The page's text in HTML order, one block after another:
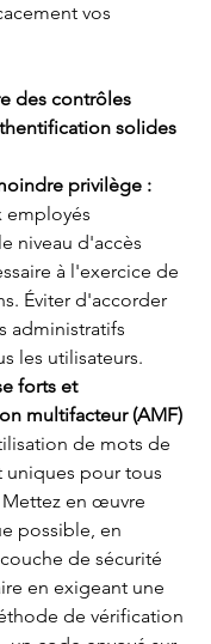
vos
des contrôles
solides
privilège :
employés
niveau d'accès
à l'exercice de
Éviter d'accorder
administratifs
les utilisateurs.
forts et
multifacteur (AMF)
de mots de
uniques pour tous
en œuvre
possible, en
de sécurité
en exigeant une
de vérification